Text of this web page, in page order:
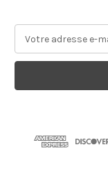
r
s